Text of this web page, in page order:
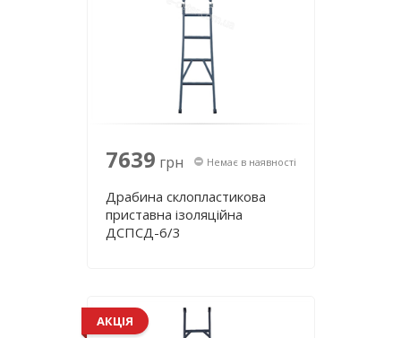
7639 грн Немає в наявності
Драбина склопластикова
приставна ізоляційна
ДСПСД-6/3
АКЦІЯ